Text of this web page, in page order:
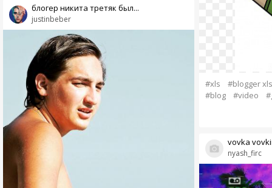
justinbeber
блогер никита третяк был...
#xls
#blogger xls
#blog
#video
nyash_firc
vovka